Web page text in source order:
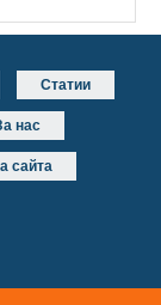
Статии
нас
сайта